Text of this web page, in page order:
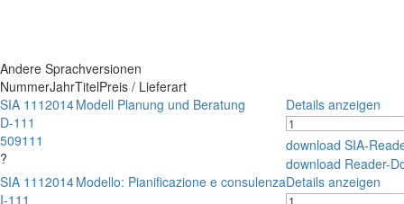
Andere Sprachversionen
NummerJahrTitelPreis / Lieferart
SIA 111
D-111
509111
?
2014Modell Planung und Beratung Details anzeigen
download SIA-
download Reader-
SIA 111
I-111
2014Modello: Pianificazione e consulenzaDetails anzeigen